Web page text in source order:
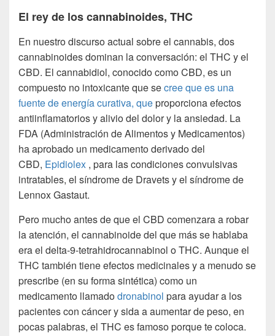
El rey de los cannabinoides, THC
En nuestro discurso actual sobre el cannabis, dos
cannabinoides dominan la conversación: el THC y el
CBD. El cannabidiol, conocido como CBD, es un
compuesto no intoxicante que secree que es una
fuente de energía curativa, queproporciona efectos
antiinflamatorios y alivio del dolor y la ansiedad. La
FDA (Administración de Alimentos y Medicamentos)
ha aprobado un medicamento derivado del
CBD, Epidiolex , para las condiciones convulsivas
intratables, el síndrome de Dravets y el síndrome de
Lennox Gastaut.
Pero mucho antes de que el CBD comenzara a robar
la atención, el cannabinoide del que más se hablaba
era el delta-9-tetrahidrocannabinol o THC. Aunque el
THC también tiene efectos medicinales y a menudo se
prescribe (en su forma sintética) como un
medicamento llamadodronabinol para ayudar a los
pacientes con cáncer y sida a aumentar de peso, en
pocas palabras, el THC es famoso porque te coloca.